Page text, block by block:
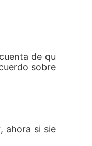
de qu
sobre
ahora si sie